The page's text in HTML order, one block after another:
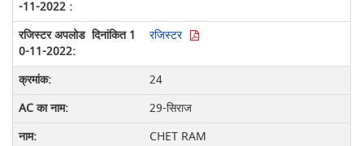
रजिस्टर
24
29-सिराज
CHET RAM